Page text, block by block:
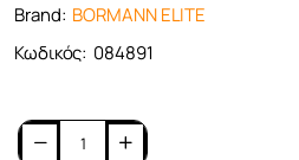
Brand: BORMANN ELITE
Κωδικός: 084891